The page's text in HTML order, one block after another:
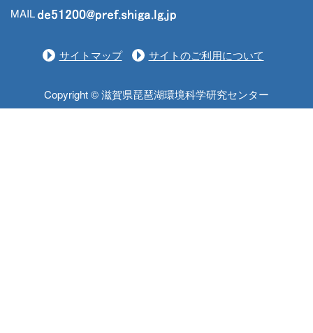
MAIL
サイトマップ サイトのご利用について
Copyright © 滋賀県琵琶湖環境科学研究センター